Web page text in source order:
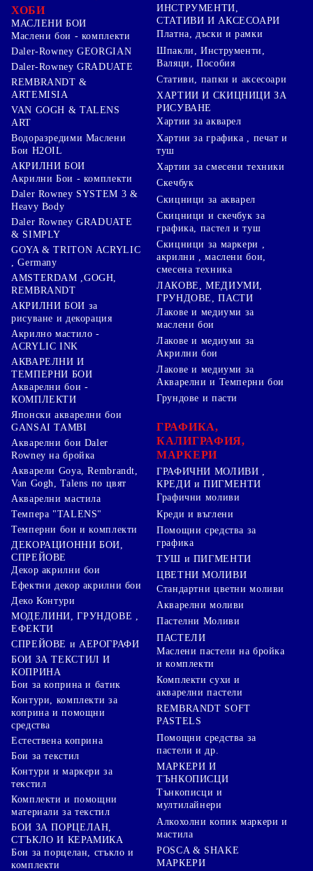
ХОБИ
МАСЛЕНИ БОИ
Маслени бои - комплекти
Daler-Rowney GEORGIAN
Daler-Rowney GRADUATE
REMBRANDT &
ARTEMISIA
VAN GOGH & TALENS
ART
Водоразредими Маслени
Бои H2OIL
АКРИЛНИ БОИ
Акрилни Бои - комплекти
Daler Rowney SYSTEM 3 &
Heavy Body
Daler Rowney GRADUATE
& SIMPLY
GOYA & TRITON АCRYLIC
, Germany
AMSTERDAM ,GOGH,
REMBRANDT
АКРИЛНИ БОИ за
рисуване и декорация
Акрилно мастило -
ACRYLIC INK
АКВАРЕЛНИ И
ТЕМПЕРНИ БОИ
Акварелни бои -
КОМПЛЕКТИ
Японски акварелни бои
GANSAI TAMBI
Акварелни бои Daler
Rowney на бройка
Акварели Goya, Rembrandt,
Van Gogh, Talens по цвят
Акварелни мастила
Темпера "TALENS"
Темперни бои и комплекти
ДЕКОРАЦИОННИ БОИ,
СПРЕЙОВЕ
Декор акрилни бои
Ефектни декор акрилни бои
Деко Контури
МОДЕЛИНИ, ГРУНДОВЕ ,
ЕФЕКТИ
СПРЕЙОВЕ и АЕРОГРАФИ
БОИ ЗА ТЕКСТИЛ И
КОПРИНА
Бои за коприна и батик
Контури, комплекти за
коприна и помощни
средства
Естествена коприна
Бои за текстил
Контури и маркери за
текстил
Комплекти и помощни
материали за текстил
БОИ ЗА ПОРЦЕЛАН,
СТЪКЛО И КЕРАМИКА
Бои за порцелан, стъкло и
комплекти
ИНСТРУМЕНТИ,
СТАТИВИ И АКСЕСОАРИ
Платна, дъски и рамки
Шпакли, Инструменти,
Валяци, Пособия
Стативи, папки и аксесоари
ХАРТИИ И СКИЦНИЦИ ЗА
РИСУВАНЕ
Хартии за акварел
Хартии за графика , печат и
туш
Хартии за смесени техники
Скечбук
Скицници за акварел
Скицници и скечбук за
графика, пастел и туш
Скицници за маркери ,
акрилни , маслени бои,
смесена техника
ЛАКОВЕ, МЕДИУМИ,
ГРУНДОВЕ, ПАСТИ
Лакове и медиуми за
маслени бои
Лакове и медиуми за
Акрилни бои
Лакове и медиуми за
Акварелни и Темперни бои
Грундове и пасти
ГРАФИКА,
КАЛИГРАФИЯ,
МАРКЕРИ
ГРАФИЧНИ МОЛИВИ ,
КРЕДИ и ПИГМЕНТИ
Графични моливи
Креди и въглени
Помощни средства за
графика
ТУШ и ПИГМЕНТИ
ЦВЕТНИ МОЛИВИ
Стандартни цветни моливи
Акварелни моливи
Пастелни Моливи
ПАСТЕЛИ
Маслени пастели на бройка
и комплекти
Комплекти сухи и
акварелни пастели
REMBRANDT SOFT
PASTELS
Помощни средства за
пастели и др.
МАРКЕРИ И
ТЪНКОПИСЦИ
Тънкописци и
мултилайнери
Алкохолни копик маркери и
мастила
POSCA & SHAKE
МАРКЕРИ